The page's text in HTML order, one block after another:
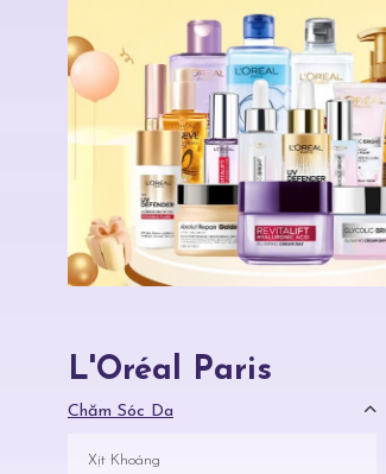
L'Oréal Paris
Chăm Sóc Da
Xịt Khoáng